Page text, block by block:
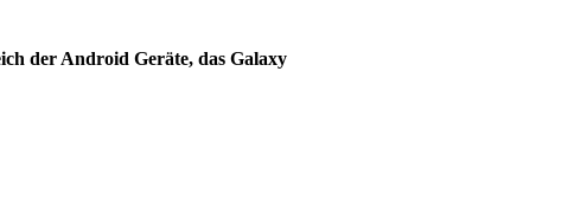
der Android Geräte, das Galaxy